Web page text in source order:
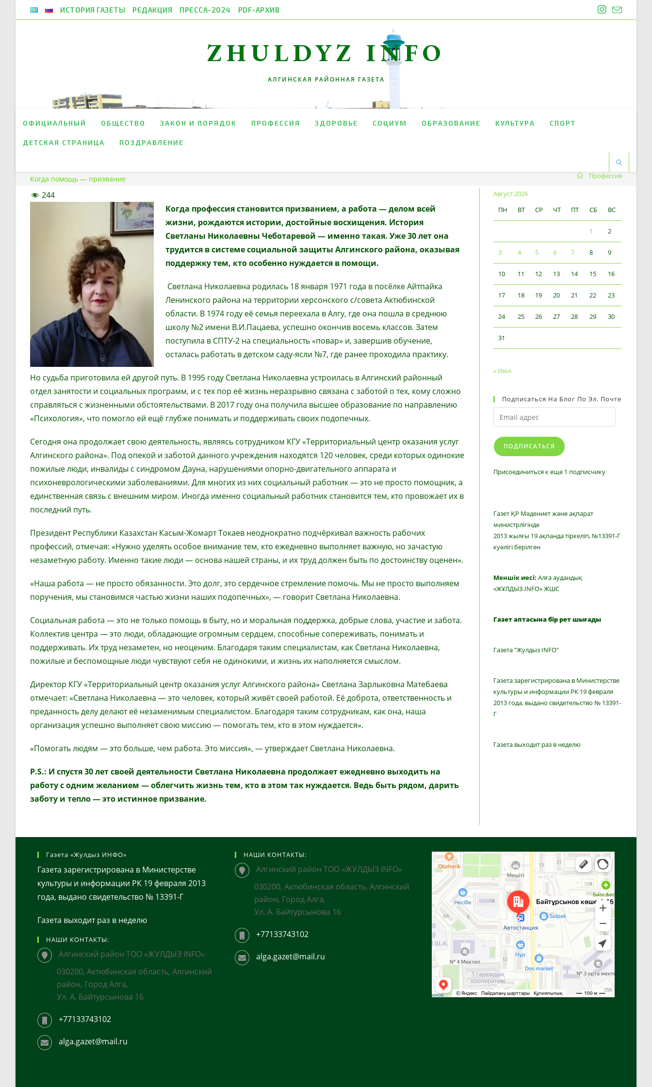
ИСТОРИЯ ГАЗЕТЫ РЕДАКЦИЯ ПРЕССА-2024 PDF-АРХИВ
ZHULDYZ INFO
АЛГИНСКАЯ РАЙОННАЯ ГАЗЕТА
ОФИЦИАЛЬНЫЙ ОБЩЕСТВО ЗАКОН И ПОРЯДОК ПРОФЕССИЯ ЗДОРОВЬЕ СОЦИУМ ОБРАЗОВАНИЕ КУЛЬТУРА СПОРТ
ДЕТСКАЯ СТРАНИЦА ПОЗДРАВЛЕНИЕ
Когда помощь — призвание Профессия
244
Когда профессия становится призванием, а работа —делом всей
жизни, рождаются истории, достойные восхищения. История
Светланы Николаевны Чеботаревой — именно такая. Уже 30 лет она
трудится в системе социальной защиты Алгинского района, оказывая
поддержку тем, кто особенно нуждается в помощи.
Светлана Николаевна родилась 18 января 1971 года в посёлке Айтпайка
Ленинского района на территории херсонского с/совета Актюбинской
области. В 1974 году её семья переехала в Алгу, где она пошла в среднюю
школу №2 имени В.И.Пацаева, успешно окончив восемь классов. Затем
поступила в СПТУ-2 на специальность «повар» и, завершив обучение,
осталась работать в детском саду-ясли №7, где ранее проходила практику.
Но судьба приготовила ей другой путь. В 1995 году Светлана Николаевна устроилась в Алгинский районный
отдел занятости и социальных программ, и с тех пор её жизнь неразрывно связана с заботой о тех, кому сложно
справляться с жизненными обстоятельствами. В 2017 году она получила высшее образование по направлению
«Психология», что помогло ей ещё глубже понимать и поддерживать своих подопечных.
Сегодня она продолжает свою деятельность, являясь сотрудником КГУ «Территориальный центр оказания услуг
Алгинского района». Под опекой и заботой данного учреждения находятся 120 человек, среди которых одинокие
пожилые люди, инвалиды с синдромом Дауна, нарушениями опорно-двигательного аппарата и
психоневрологическими заболеваниями. Для многих из них социальный работник — это не просто помощник, а
единственная связь с внешним миром. Иногда именно социальный работник становится тем, кто провожает их в
последний путь.
Президент Республики Казахстан Касым-Жомарт Токаев неоднократно подчёркивал важность рабочих
профессий, отмечая: «Нужно уделять особое внимание тем, кто ежедневно выполняет важную, но зачастую
незаметную работу. Именно такие люди — основа нашей страны, и их труд должен быть по достоинству оценен».
«Наша работа — не просто обязанности. Это долг, это сердечное стремление помочь. Мы не просто выполняем
поручения, мы становимся частью жизни наших подопечных», — говорит Светлана Николаевна.
Социальная работа — это не только помощь в быту, но и моральная поддержка, добрые слова, участие и забота.
Коллектив центра — это люди, обладающие огромным сердцем, способные сопереживать, понимать и
поддерживать. Их труд незаметен, но неоценим. Благодаря таким специалистам, как Светлана Николаевна,
пожилые и беспомощные люди чувствуют себя не одинокими, и жизнь их наполняется смыслом.
Директор КГУ «Территориальный центр оказания услуг Алгинского района» Светлана Зарлыковна Матебаева
отмечает: «Светлана Николаевна — это человек, который живёт своей работой. Её доброта, ответственность и
преданность делу делают её незаменимым специалистом. Благодаря таким сотрудникам, как она, наша
организация успешно выполняет свою миссию — помогать тем, кто в этом нуждается».
«Помогать людям — это больше, чем работа. Это миссия», — утверждает Светлана Николаевна.
P.S.: И спустя 30 лет своей деятельности Светлана Николаевна продолжает ежедневно выходить на
работу с одним желанием —облегчить жизнь тем, кто в этом так нуждается. Ведь быть рядом, дарить
заботу и тепло—это истинное призвание.
Август 2026
ПН
ВТ СР ЧТ ПТ СБ ВС
1 2
3 4 5 6 7 8 9
10 11 12 13 14 15 16
17 18 19 20 21 22 23
24 25 26 27 28 29 30
31
« Июл
Подписаться На Блог По Эл. Почте
Email
адрес
ПОДПИСАТЬСЯ
Присоединиться к еще 1 подписчику
Газет ҚР Мәдениет және ақпарат
министрлігінде
2013 жылғы 19 ақпанда тіркеліп, №13391-Г
куәлігі берілген
Меншік иесі: Алға аудандық
«ЖҰЛДЫЗ.INFO» ЖШС
Газет аптасына бір рет шығады
Газета "Жулдыз INFO"
Газета зарегистрирована в Министерстве
культуры и информации РК 19 февраля
2013 года, выдано свидетельство № 13391-
Г
Газета выходит раз в неделю
Газета «Жулдыз ИНФО»
Газета зарегистрирована в Министерстве
культуры и информации РК 19 февраля 2013
года, выдано свидетельство № 13391-Г
Газета выходит раз в неделю
НАШИ КОНТАКТЫ:
Алгинский район ТОО «ЖУЛДЫЗ INFO»
030200, Актюбинская область, Алгинский
район, Город Алга,
Ул. А. Байтурсынова 16
+77133743102
alga.gazet@mail.ru
НАШИ КОНТАКТЫ:
Алгинский район ТОО «ЖУЛДЫЗ INFO»
030200, Актюбинская область, Алгинский
район, Город Алга,
Ул. А. Байтурсынова 16
+77133743102
alga.gazet@mail.ru
Алга
Улица Байтурсынова, 16 — Яндекс Карты